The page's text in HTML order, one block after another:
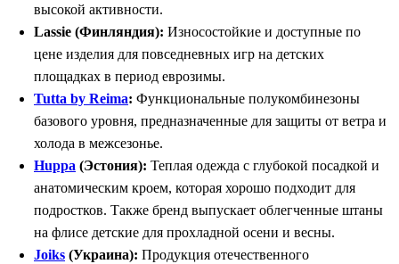
высокой активности.
Lassie (Финляндия): Износостойкие и доступные по
цене изделия для повседневных игр на детских
площадках в период еврозимы.
Tutta by Reima: Функциональные полукомбинезоны
базового уровня, предназначенные для защиты от ветра и
холода в межсезонье.
Huppa (Эстония): Теплая одежда с глубокой посадкой и
анатомическим кроем, которая хорошо подходит для
подростков. Также бренд выпускает облегченные штаны
на флисе детские для прохладной осени и весны.
Joiks (Украина): Продукция отечественного